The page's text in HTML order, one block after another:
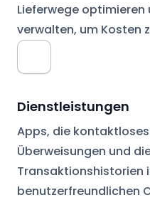
Lieferwege optimieren
verwalten, um Kosten
Dienstleistungen
Apps, die
Überweisungen und
Transaktionshistorien
benutzerfreundlichen